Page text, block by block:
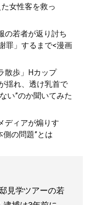
女性客を救っ
の若者が返り討ち
罪」するまで<漫画
散歩」Hカップ
揺れ、透け乳首で
い”のか聞いてみた
ディアが煽りす
側の問題”とは
見学ツアーの若